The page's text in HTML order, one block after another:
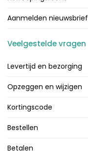
Aanmelden nieuwsbrief
Veelgestelde vragen
Levertijd en bezorging
Opzeggen en wijzigen
Kortingscode
Bestellen
Betalen